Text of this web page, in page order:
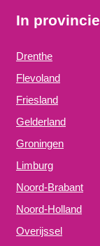
In provincie
Drenthe
Flevoland
Friesland
Gelderland
Groningen
Limburg
Noord-Brabant
Noord-Holland
Overijssel